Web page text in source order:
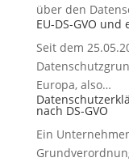
über den
EU-DS-GVO
Seit dem
Europa, also…
nach DS-GVO
Ein